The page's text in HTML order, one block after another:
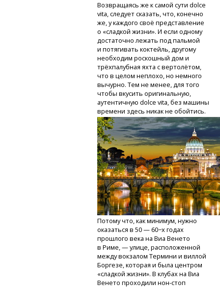
Возвращаясь же к самой сути dolce
vita, следует сказать, что, конечно
же, у каждого своё представление
о «сладкой жизни». И если одному
достаточно лежать под пальмой
и потягивать коктейль, другому
необходим роскошный дом и
трёхпалубная яхта с вертолётом,
что в целом неплохо, но немного
вычурно. Тем не менее, для того
чтобы вкусить оригинальную,
аутентичную dolce vita, без машины
времени здесь никак не обойтись.
Потому что, как минимум, нужно
оказаться в 50 — 60−х годах
прошлого века на Виа Венето
в Риме, — улице, расположенной
между вокзалом Термини и виллой
Боргезе, которая и была центром
«сладкой жизни». В клубах на Виа
Венето проходилинон-стоп